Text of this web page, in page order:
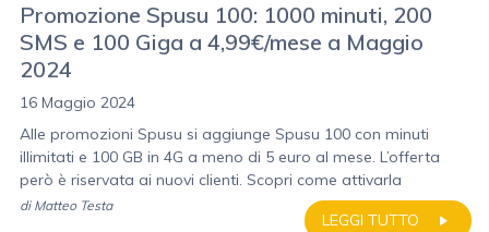
Promozione Spusu 100: 1000 minuti, 200
SMS e 100 Giga a 4,99€/mese a Maggio
2024
16 Maggio 2024
Alle promozioni Spusu si aggiunge Spusu 100 con minuti
illimitati e 100 GB in 4G a meno di 5 euro al mese. L’offerta
però è riservata ai nuovi clienti. Scopri come attivarla
LEGGI TUTTO
di Matteo Testa